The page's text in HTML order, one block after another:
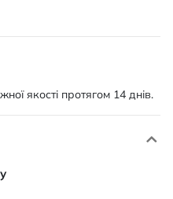
якості протягом 14 днів.